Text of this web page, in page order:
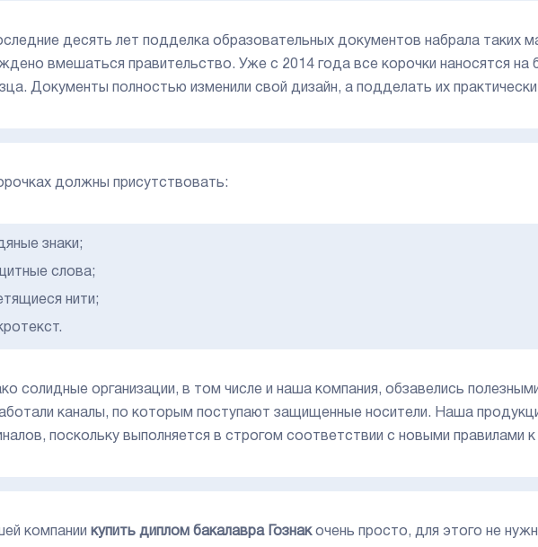
десять лет подделка образовательных документов набрала таких
вмешаться правительство. Уже с 2014 года все корочки наносятся на
Документы полностью изменили свой дизайн, а подделать их
должны присутствовать:
знаки;
слова;
нити;
солидные организации, в том числе и наша компания, обзавелись
каналы, по которым поступают защищенные носители. Наша
поскольку выполняется в строгом соответствии с новыми правилами
компании купить диплом бакалавра Гознакочень просто, для этого не